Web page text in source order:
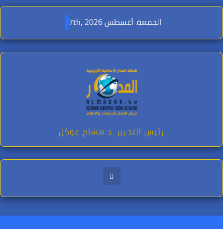
Skip
content
الجمعة. أغسطس 7th, 2026
رئيس التحرير .د هشام عوكل